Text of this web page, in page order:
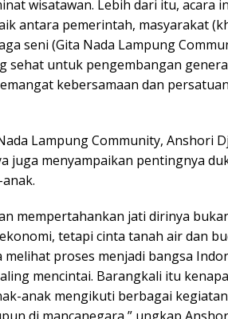
wisatawan. Lebih dari itu, acara
antara pemerintah, masyarakat
seni (Gita Nada Lampung
sehat untuk pengembangan
kebersamaan dan
Lampung Community, Anshori
juga menyampaikan pentingnya
mempertahankan jati dirinya
tetapi cinta tanah air dan
proses menjadi bangsa
mencintai. Barangkali itu
anak mengikuti berbagai